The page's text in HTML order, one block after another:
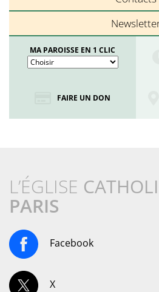
MA PAROISSE EN 1 CLIC
FAIRE UN DON
L’ÉGLISE
PARIS
Facebook
X